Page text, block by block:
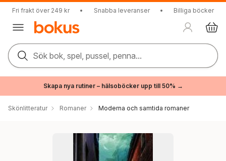
Fri frakt över 249 kr • Snabba leveranser • Billiga böcker
Sök bok, spel, pussel, penna...
Skapa nya rutiner – hälsoböcker upp till 50% →
Skönlitteratur Romaner Moderna och samtida romaner